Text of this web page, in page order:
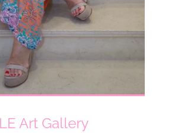
Art Gallery